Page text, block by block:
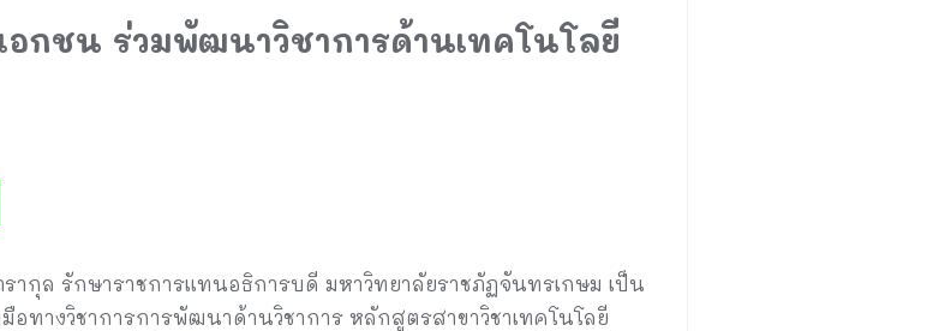
กชน ร่วมพัฒนาวิชาการด้านเทคโนโลยี
รากุล รักษาราชการแทนอธิการบดี มหาวิทยาลัยราชภัฏจันทรเกษม เป็น
ทางวิชาการการพัฒนาด้านวิชาการ หลักสูตรสาขาวิชาเทคโนโลยี